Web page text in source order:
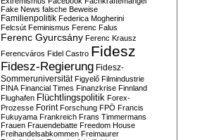
Fake News falsche Beweise
Familienpolitik Federica Mogherini
Felcsút Feminismus Ferenc Falus
Ferenc Gyurcsány Ferenc Krausz
Ferencváros Fidel Castro Fidesz
Fidesz-Regierung Fidesz-
Sommeruniversität Figyelő Filmindustrie
FINA Financial Times Finanzkrise Finnland
Flughafen Flüchtlingspolitik Forex-
Prozesse Forint Forschung FPÖ Francis
Fukuyama Frankreich Frans Timmermans
Frauen Frauendebatte Freedom House
Freihandelsabkommen Freimaurer